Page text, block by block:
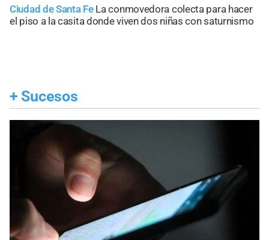
Ciudad de Santa Fe La conmovedora colecta para hacer
el piso a la casita donde viven dos niñas con saturnismo
+ Sucesos